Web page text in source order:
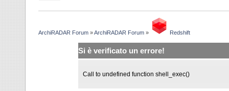
ArchiRADAR Forum »ArchiRADAR Forum » Redshift
Si è verificato un errore!
Call to undefined function shell_exec()